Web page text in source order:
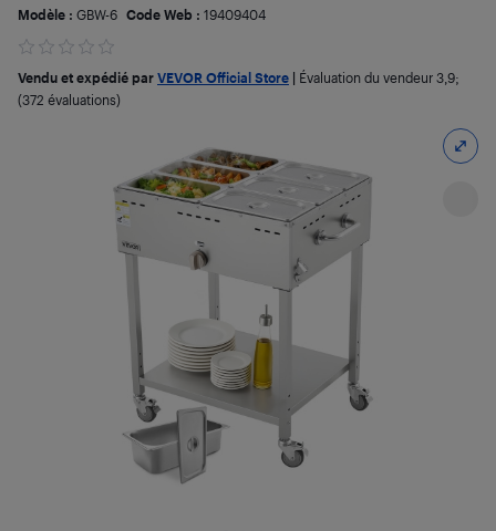
Modèle : GBW-6 Code Web : 19409404
Vendu et expédié par VEVOR Official Store Évaluation du vendeur 3,9;
(372 évaluations)